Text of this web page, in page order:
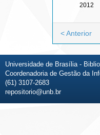
2012
< Anterior
Universidade de Brasília -
Coordenadoria de Gestão da
(61) 3107-2683
repositorio@unb.br